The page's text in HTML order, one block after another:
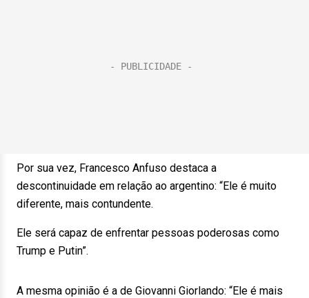
Por sua vez, Francesco Anfuso destaca a
descontinuidade em relação ao argentino: “Ele é muito
diferente, mais contundente.
Ele será capaz de enfrentar pessoas poderosas como
Trump e Putin”.
A mesma opinião é a de Giovanni Giorlando: “Ele é mais